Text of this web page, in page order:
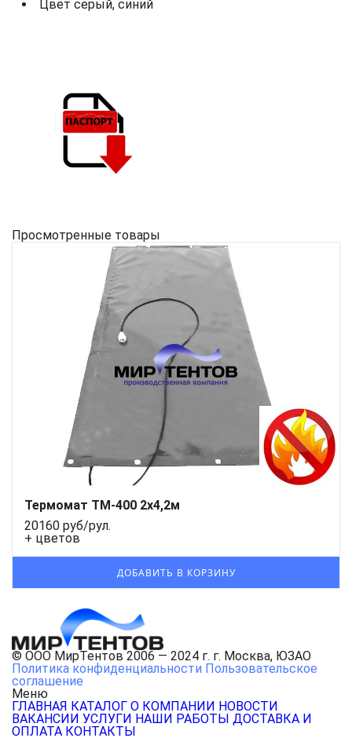
Цвет серый, синий
Просмотренные товары
Термомат ТМ-400 2x4,2м
20160 руб/рул.
+ цветов
© ООО МирТентов 2006 — 2024 г. г. Москва, ЮЗАО
Политика конфиденциальности Пользовательское
соглашение
Меню
ГЛАВНАЯ КАТАЛОГ О КОМПАНИИ НОВОСТИ
ВАКАНСИИ УСЛУГИ НАШИ РАБОТЫ ДОСТАВКА И
ОПЛАТА КОНТАКТЫ